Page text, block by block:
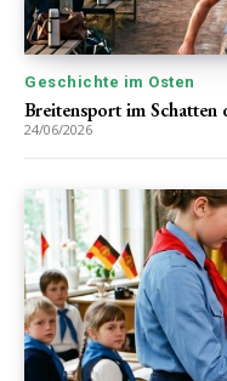
Geschichte im Osten
Breitensport im
24/06/2026